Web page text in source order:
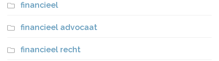
financieel
financieel advocaat
financieel recht